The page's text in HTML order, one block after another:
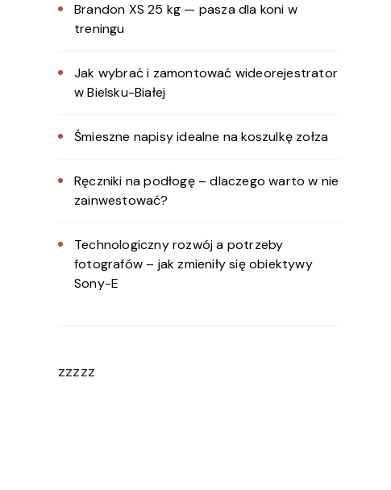
Brandon XS 25 kg — pasza dla koni w
treningu
Jak wybrać i zamontować wideorejestrator
w Bielsku-Białej
Śmieszne napisy idealne na koszulkę zołza
Ręczniki na podłogę – dlaczego warto w nie
zainwestować?
Technologiczny rozwój a potrzeby
fotografów – jak zmieniły się obiektywy
Sony-E
zzzzz